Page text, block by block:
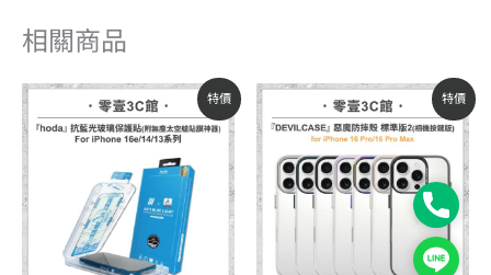
相關商品
特價
原
始
價
格：
目
前
價
格：
NT$590。
特價
原
始
價
格：
NT$1,380。
目
前
價
格：
NT$1,173。
Phone
Line